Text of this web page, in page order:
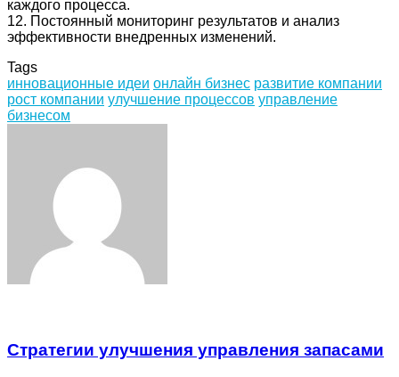
каждого процесса.
12. Постоянный мониторинг результатов и анализ
эффективности внедренных изменений.
Tags
инновационные идеи онлайн бизнес развитие компании
рост компании улучшение процессов управление
бизнесом
Стратегии улучшения управления запасами